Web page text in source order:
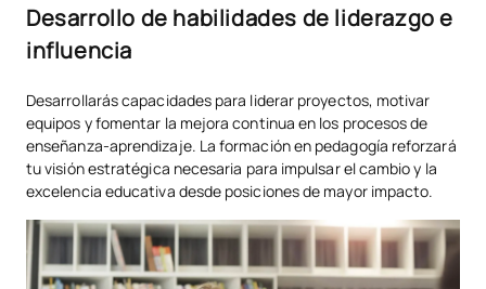
Desarrollo de habilidades de liderazgo e
influencia
Desarrollarás capacidades para liderar proyectos, motivar
equipos y fomentar la mejora continua en los procesos de
enseñanza-aprendizaje. La formación en pedagogía reforzará
tu visión estratégica necesaria para impulsar el cambio y la
excelencia educativa desde posiciones de mayor impacto.